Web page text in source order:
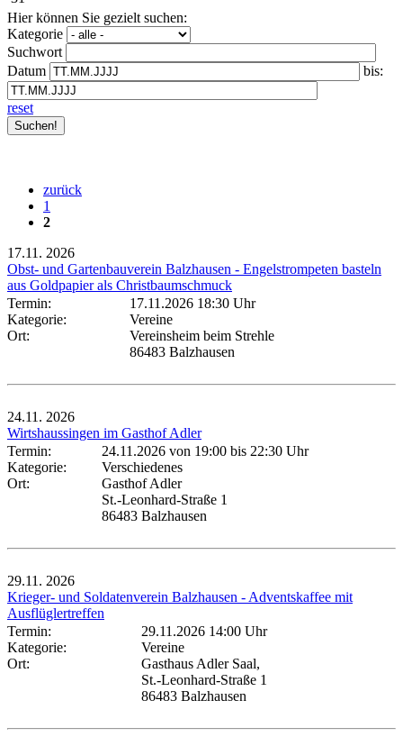
Hier können Sie gezielt suchen:
Kategorie
Suchwort
Datum
bis:
reset
zurück
1
2
17.11. 2026
Obst- und Gartenbauverein Balzhausen - Engelstrompeten basteln
aus Goldpapier als Christbaumschmuck
Termin:
17.11.2026 18:30 Uhr
Kategorie:
Vereine
Ort:
Vereinsheim beim Strehle
86483 Balzhausen
24.11. 2026
Wirtshaussingen im Gasthof Adler
Termin:
24.11.2026 von 19:00 bis 22:30 Uhr
Kategorie:
Verschiedenes
Ort:
Gasthof Adler
St.-Leonhard-Straße 1
86483 Balzhausen
29.11. 2026
Krieger- und Soldatenverein Balzhausen - Adventskaffee mit
Ausflüglertreffen
Termin:
29.11.2026 14:00 Uhr
Kategorie:
Vereine
Ort:
Gasthaus Adler Saal,
St.-Leonhard-Straße 1
86483 Balzhausen